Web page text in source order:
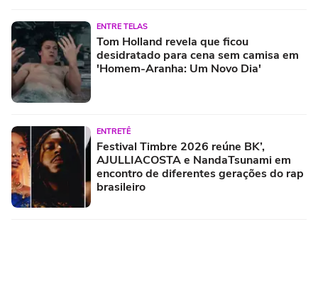
ENTRE TELAS
Tom Holland revela que ficou
desidratado para cena sem camisa em
'Homem-Aranha: Um Novo Dia'
ENTRETÊ
Festival Timbre 2026 reúne BK’,
AJULLIACOSTA e NandaTsunami em
encontro de diferentes gerações do rap
brasileiro